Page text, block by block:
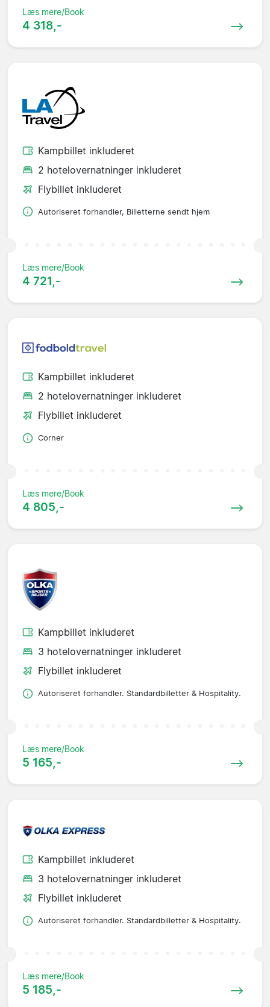
Læs mere/Book
4 318,-
Kampbillet inkluderet
2 hotelovernatninger inkluderet
Flybillet inkluderet
Autoriseret forhandler, Billetterne sendt hjem
Læs mere/Book
4 721,-
Kampbillet inkluderet
2 hotelovernatninger inkluderet
Flybillet inkluderet
Corner
Læs mere/Book
4 805,-
Kampbillet inkluderet
3 hotelovernatninger inkluderet
Flybillet inkluderet
Autoriseret forhandler. Standardbilletter & Hospitality.
Læs mere/Book
5 165,-
Kampbillet inkluderet
3 hotelovernatninger inkluderet
Flybillet inkluderet
Autoriseret forhandler. Standardbilletter & Hospitality.
Læs mere/Book
5 185,-